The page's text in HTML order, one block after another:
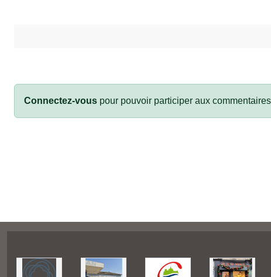
Connectez-vous pour pouvoir participer aux